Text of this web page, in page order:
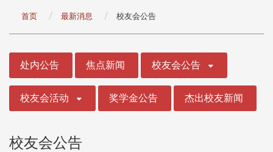
首页 最新消息 校友会公告
处内公告 焦点新闻 校友会公告
校友会活动 奖学金公告 杰出校友新闻
校友会公告